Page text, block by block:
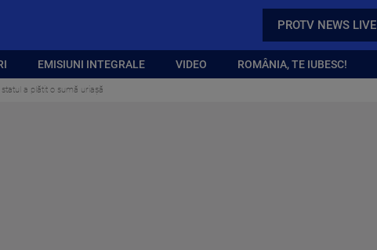
PROTV NEWS LIVE
EMISIUNI INTEGRALE VIDEO ROMÂNIA, TE IUBESC!
a plătit o sumă uriașă